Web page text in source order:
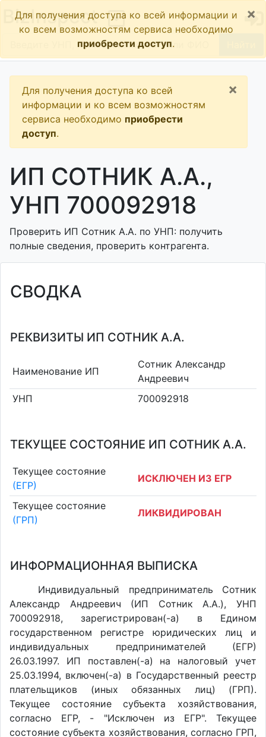
BizInspect
Для получения доступа ко всей информации и
ко всем возможностям сервиса необходимо
приобрести доступ.
×
Для получения доступа ко всей
информации и ко всем возможностям
сервиса необходимо приобрести
доступ.
×
ИП СОТНИК А.А.,
УНП 700092918
Проверить ИП Сотник А.А. по УНП: получить
полные сведения, проверить контрагента.
СВОДКА
РЕКВИЗИТЫ ИП СОТНИК А.А.
Наименование ИП
Сотник Александр
Андреевич
УНП
700092918
ТЕКУЩЕЕ СОСТОЯНИЕ ИП СОТНИК А.А.
Текущее состояние
(ЕГР)
ИСКЛЮЧЕН ИЗ ЕГР
Текущее состояние
(ГРП)
ЛИКВИДИРОВАН
ИНФОРМАЦИОННАЯ ВЫПИСКА
Индивидуальный предприниматель Сотник
Александр Андреевич (ИП Сотник А.А.), УНП
700092918, зарегистрирован(-а) в Едином
государственном регистре юридических лиц и
индивидуальных предпринимателей (ЕГР)
26.03.1997. ИП поставлен(-a) на налоговый учет
25.03.1994, включен(-a) в Государственный реестр
плательщиков (иных обязанных лиц) (ГРП).
Текущее состояние субъекта хозяйствования,
согласно ЕГР, - "Исключен из ЕГР". Текущее
состояние субъекта хозяйствования, согласно ГРП,